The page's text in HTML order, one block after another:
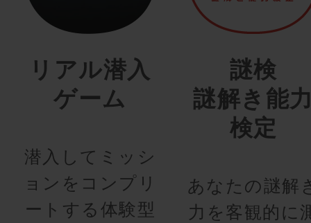
リアル潜入
ゲーム
潜入してミッシ
ョンをコンプリ
ートする体験型
謎検
謎解き能
検定
あなたの謎解
力を客観的に